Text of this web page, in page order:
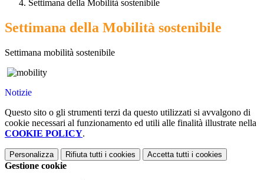
Settimana della Mobilità sostenibile
Settimana della Mobilità sostenibile
Settimana mobilità sostenibile
Notizie
Questo sito o gli strumenti terzi da questo utilizzati si avvalgono di
cookie necessari al funzionamento ed utili alle finalità illustrate nella
COOKIE POLICY.
Personalizza Rifiuta tutti i cookies Accetta tutti i cookies
Gestione cookie